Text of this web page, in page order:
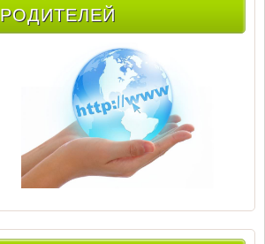
РОДИТЕЛЕЙ